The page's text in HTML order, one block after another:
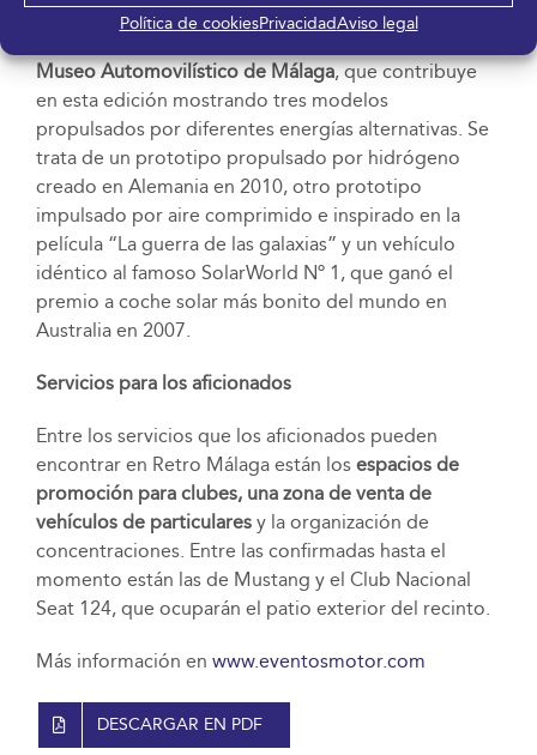
Política de cookiesPrivacidadAviso legal
Museo Automovilístico de Málaga, que contribuye
en esta edición mostrando tres modelos
propulsados por diferentes energías alternativas. Se
trata de un prototipo propulsado por hidrógeno
creado en Alemania en 2010, otro prototipo
impulsado por aire comprimido e inspirado en la
película “La guerra de las galaxias” y un vehículo
idéntico al famoso SolarWorld Nº 1, que ganó el
premio a coche solar más bonito del mundo en
Australia en 2007.
Servicios para los aficionados
Entre los servicios que los aficionados pueden
encontrar en Retro Málaga están los espacios de
promoción para clubes, una zona de venta de
vehículos de particularesy la organización de
concentraciones. Entre las confirmadas hasta el
momento están las de Mustang y el Club Nacional
Seat 124, que ocuparán el patio exterior del recinto.
Más información en www.eventosmotor.com
DESCARGAR EN PDF